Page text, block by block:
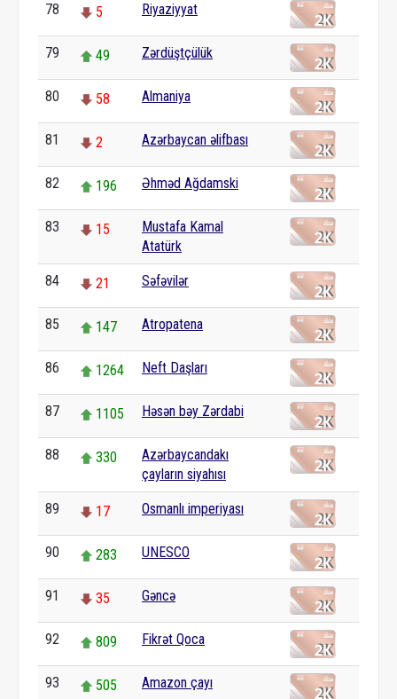
78 5 Riyaziyyat
79 49 Zərdüştçülük
80 58 Almaniya
81 2 Azərbaycan əlifbası
82 196 Əhməd Ağdamski
83 15
Mustafa Kamal
Atatürk
84 21 Səfəvilər
85 147 Atropatena
86 1264 Neft Daşları
87 1105 Həsən bəy Zərdabi
88 330
Azərbaycandakı
çayların siyahısı
89 17 Osmanlı imperiyası
90 283 UNESCO
91 35 Gəncə
92 809 Fikrət Qoca
93 505 Amazon çayı